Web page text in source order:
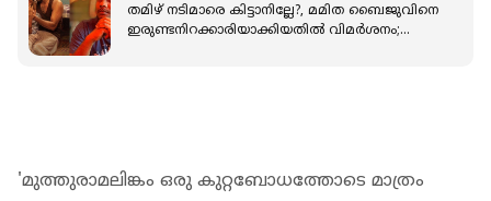
തമിഴ് നടിമാരെ കിട്ടാനില്ലേ?, മമിത ബൈജുവിനെ
ഇരുണ്ടനിറക്കാരിയാക്കിയതിൽ വിമർശനം;
'മുത്തുരാമലിങ്കം ഒരു കുറ്റബോധത്തോടെ മാത്രം